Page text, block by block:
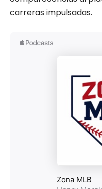
carreras impulsadas.